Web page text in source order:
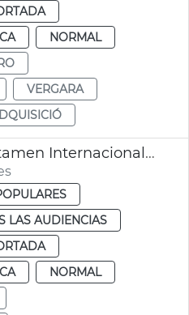
NORMAL
VERGARA
Programación Certamen Internacional de Bandas de Música Ciudad de València
LAS AUDIENCIAS
NORMAL